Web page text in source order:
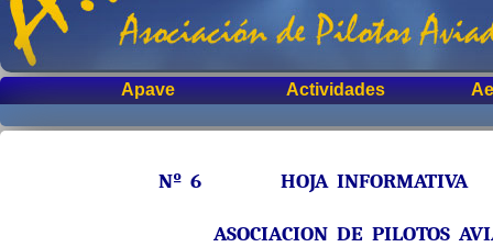
Apave Actividades
Nº 6 HOJA
ASOCIACION DE PILOTOS